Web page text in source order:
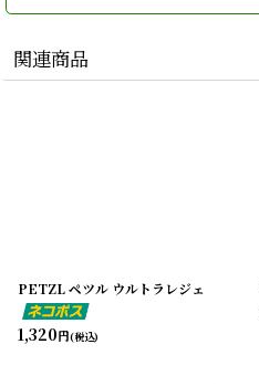
関連商品
PETZL ペツル ウルトラレジェ
1,320円(税込)